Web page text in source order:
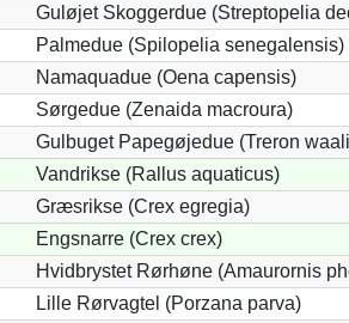
Guløjet Skoggerdue (Streptopelia
Palmedue (Spilopelia senegalensis)
Namaquadue (Oena capensis)
Sørgedue (Zenaida macroura)
Gulbuget Papegøjedue (Treron
Vandrikse (Rallus aquaticus)
Græsrikse (Crex egregia)
Engsnarre (Crex crex)
Hvidbrystet Rørhøne (Amaurornis
Lille Rørvagtel (Porzana parva)